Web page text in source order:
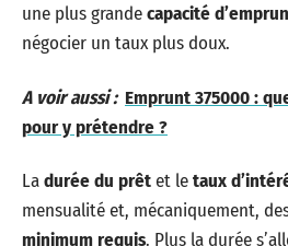
une plus grandecapacité
négocier un taux plus doux.
A voir aussi : Emprunt 375000 :
pour y prétendre ?
Ladurée du prêtet letaux
mensualité et, mécaniquement,
minimum requis. Plus la durée